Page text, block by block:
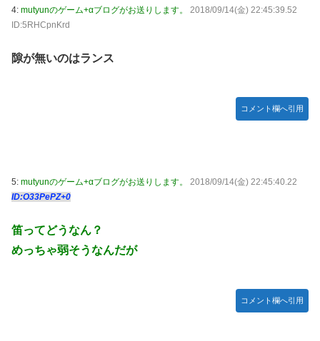
い動画が話題に
【ウマ娘】セイちゃんの攻撃力を見よ！！！
【悲報】サイゼ絵師、アカウント停止に追い込まれる
wwwwwww
人物との打ち合わせを自白していた
【ウマ娘】なんだかんだ人はダイワスカーレットに帰ってく
「X-Men ’97」シーズン２ ８話 感想まとめ
真撮られて会社クビになった
内閣広報官「高市総理が避難所を３分しか視察しなかったな
正解
4: mutyunのゲーム+αブログがお送りします。
2018/09/14(金) 22:45:39.52
ID:5RHCpnKrd
隙が無いのはランス
コメント欄へ引用
5: mutyunのゲーム+αブログがお送りします。
2018/09/14(金) 22:45:40.22
ID:O33PePZ+0
笛ってどうなん？
めっちゃ弱そうなんだが
コメント欄へ引用